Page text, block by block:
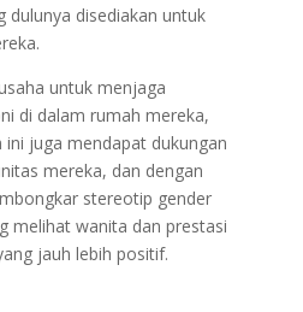
dulunya disediakan untuk
untuk menjaga
di dalam rumah mereka,
juga mendapat dukungan
mereka, dan dengan
stereotip gender
melihat wanita dan prestasi
jauh lebih positif.